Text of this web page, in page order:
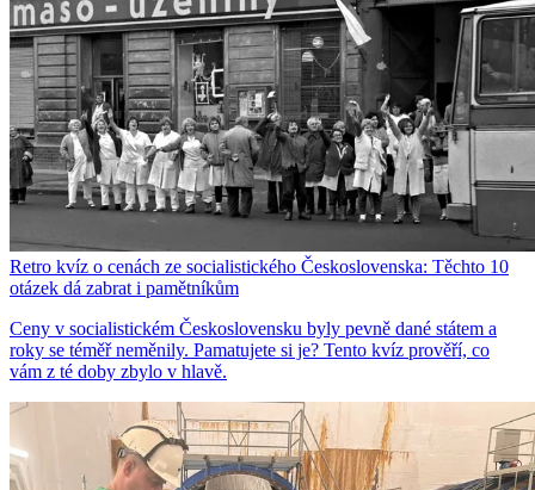
Retro kvíz o cenách ze socialistického Československa: Těchto 10
otázek dá zabrat i pamětníkům
Ceny v socialistickém Československu byly pevně dané státem a
roky se téměř neměnily. Pamatujete si je? Tento kvíz prověří, co
vám z té doby zbylo v hlavě.